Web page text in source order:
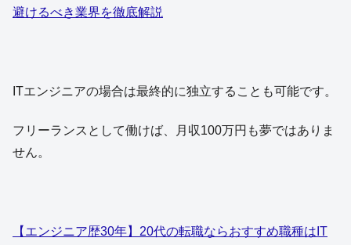
避けるべき業界を徹底解説
ITエンジニアの場合は最終的に独立することも可能です。
フリーランスとして働けば、月収100万円も夢ではありま
せん。
【エンジニア歴30年】20代の転職ならおすすめ職種はIT